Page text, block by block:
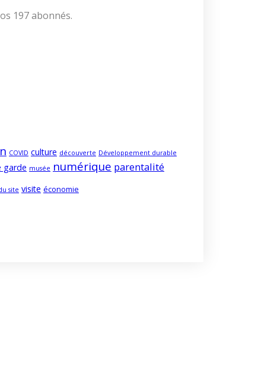
197 abonnés.
COVID culture découverte Développement durable
garde musée numérique parentalité
site visite économie